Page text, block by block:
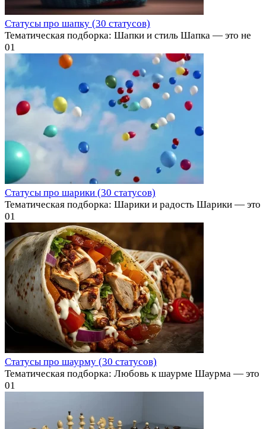
Статусы про шапку (30 статусов)
Тематическая подборка: Шапки и стиль Шапка — это не
01
Статусы про шарики (30 статусов)
Тематическая подборка: Шарики и радость Шарики — это
01
Статусы про шаурму (30 статусов)
Тематическая подборка: Любовь к шаурме Шаурма — это
01